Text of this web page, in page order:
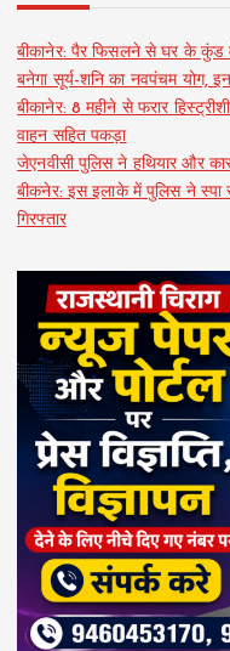
बीकानेर: पैर फिसलने से घर के कुंड
बनेगा सूर्य-शनि का नवपंचम योग,
बीकानेर: 8 महीने से फरार
वाहन सहित पकड़ा
जेएनवीसी पुलिस ने हथियार और
बीकनेर: इस इलाके में पुलिस ने स्पा
गिरफ्तार